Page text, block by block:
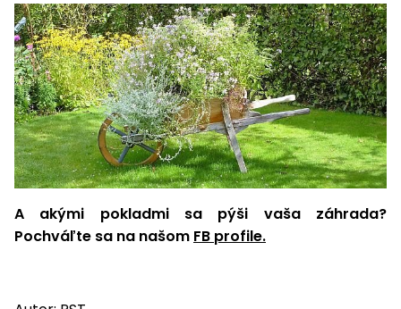
A akými pokladmi sa pýši vaša záhrada?
Pochváľte sa na našom FB profile.